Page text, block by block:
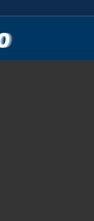
ECHO-